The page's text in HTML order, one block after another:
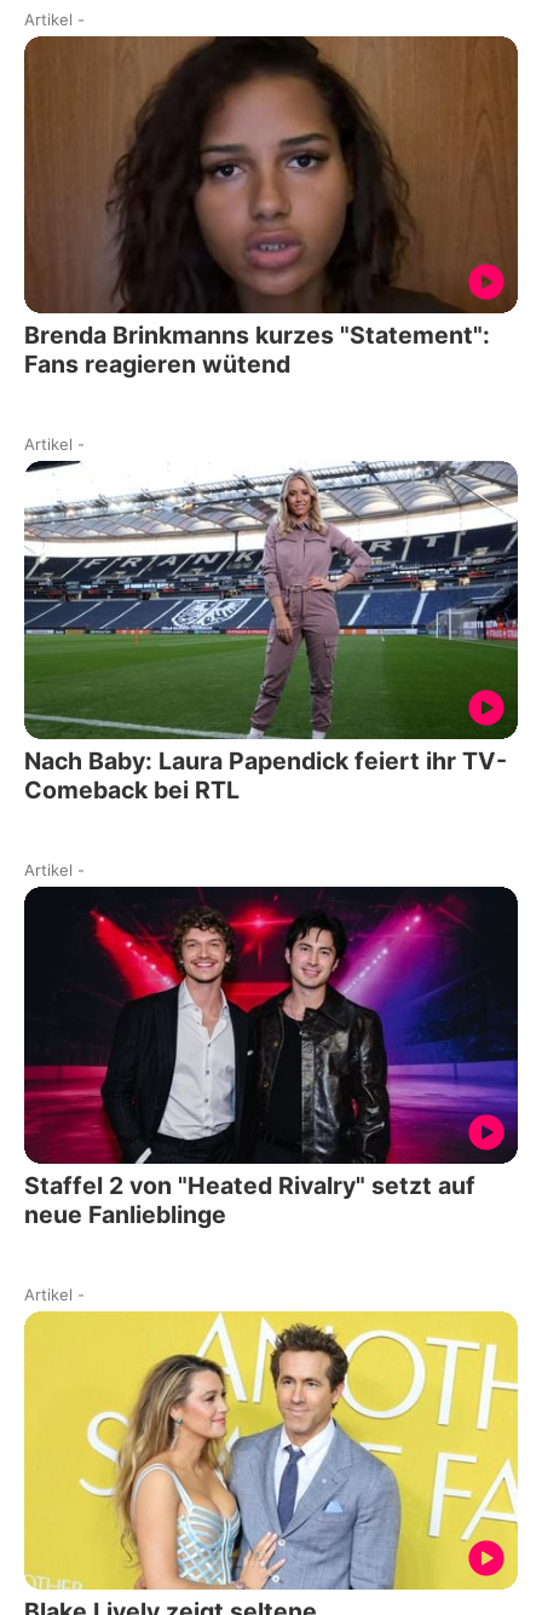
Artikel -
Brenda Brinkmanns kurzes "Statement":
Fans reagieren wütend
Artikel -
Nach Baby: Laura Papendick feiert ihr TV-
Comeback bei RTL
Artikel -
Staffel 2 von "Heated Rivalry" setzt auf
neue Fanlieblinge
Artikel -